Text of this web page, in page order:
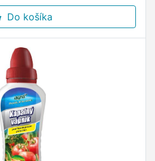
Do košíka